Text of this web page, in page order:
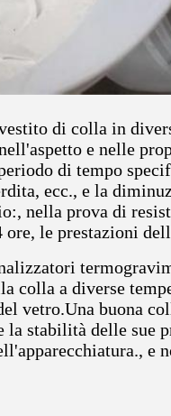
di colla in
e nelle
di tempo
ecc., e la
nella prova di
le prestazioni
colla a diverse
vetro.Una buona
la stabilità delle sue
e